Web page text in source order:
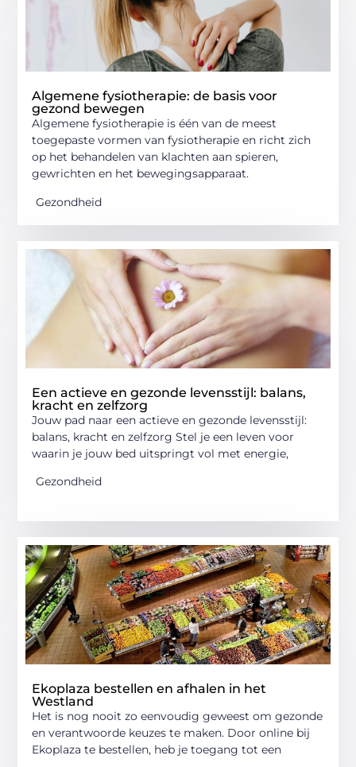
Algemene fysiotherapie: de basis voor
gezond bewegen
Algemene fysiotherapie is één van de meest
toegepaste vormen van fysiotherapie en richt zich
op het behandelen van klachten aan spieren,
gewrichten en het bewegingsapparaat.
Gezondheid
Een actieve en gezonde levensstijl: balans,
kracht en zelfzorg
Jouw pad naar een actieve en gezonde levensstijl:
balans, kracht en zelfzorg Stel je een leven voor
waarin je jouw bed uitspringt vol met energie,
Gezondheid
Ekoplaza bestellen en afhalen in het
Westland
Het is nog nooit zo eenvoudig geweest om gezonde
en verantwoorde keuzes te maken. Door online bij
Ekoplaza te bestellen, heb je toegang tot een